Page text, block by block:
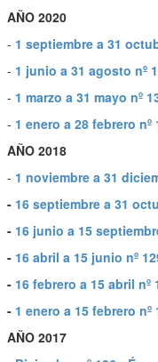
AÑO 2020
- 1 septiembre a 31
- 1 junio a 31 agosto nº
- 1 marzo a 31 mayo nº
- 1 enero a 28 febrero nº
AÑO 2018
- 1 noviembre a 31
- 16 septiembre a 31
- 16 junio a 15
- 16 abril a 15 junio nº
- 16 febrero a 15 abril nº
- 1 enero a 15 febrero nº
AÑO 2017